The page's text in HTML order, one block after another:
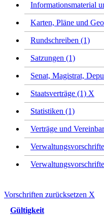
Informationsmaterial
Karten, Pläne und
Rundschreiben (1)
Satzungen (1)
Senat, Magistrat,
Staatsverträge (1) X
Statistiken (1)
Verträge und
Vorschriften zurücksetzen X
Gültigkeit